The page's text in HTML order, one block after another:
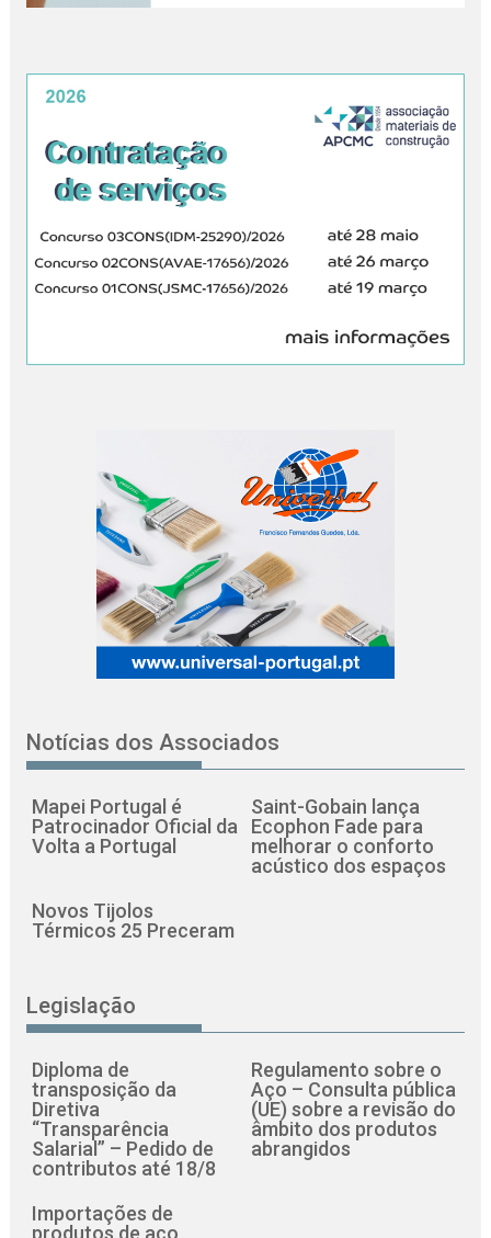
Notícias dos Associados
Mapei Portugal é
Patrocinador Oficial da
Volta a Portugal
Saint-Gobain lança
Ecophon Fade para
melhorar o conforto
acústico dos espaços
Novos Tijolos
Térmicos 25 Preceram
Legislação
Diploma de
transposição da
Diretiva
“Transparência
Salarial” – Pedido de
contributos até 18/8
Regulamento sobre o
Aço – Consulta pública
(UE) sobre a revisão do
âmbito dos produtos
abrangidos
Importações de